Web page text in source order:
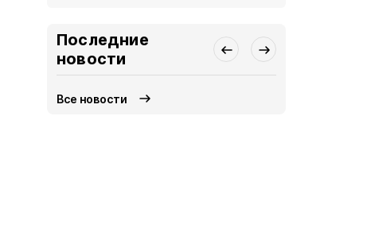
Последние
новости
Все новости